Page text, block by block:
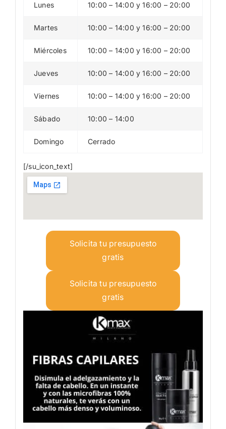
Lunes 10:00 – 14:00 y 16:00 – 20:00
Martes 10:00 – 14:00 y 16:00 – 20:00
Miércoles 10:00 – 14:00 y 16:00 – 20:00
Jueves 10:00 – 14:00 y 16:00 – 20:00
Viernes 10:00 – 14:00 y 16:00 – 20:00
Sábado 10:00 – 14:00
Domingo Cerrado
[/su_icon_text]
Solicita tu presupuesto
gratis
Solicita tu presupuesto
gratis